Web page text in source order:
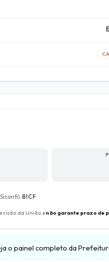
BICF
da União enão garante prazo de
o painel completo da